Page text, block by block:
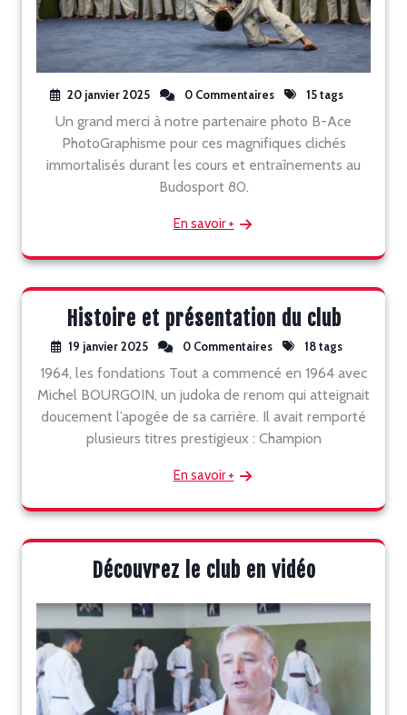
20 janvier 2025 0 Commentaires 15 tags
Un grand merci à notre partenaire photo B-Ace
PhotoGraphisme pour ces magnifiques clichés
immortalisés durant les cours et entraînements au
Budosport 80.
En savoir +
Histoire et présentation du club
19 janvier 2025 0 Commentaires 18 tags
1964, les fondations Tout a commencé en 1964 avec
Michel BOURGOIN, un judoka de renom qui atteignait
doucement l’apogée de sa carrière. Il avait remporté
plusieurs titres prestigieux : Champion
En savoir +
Découvrez le club en vidéo